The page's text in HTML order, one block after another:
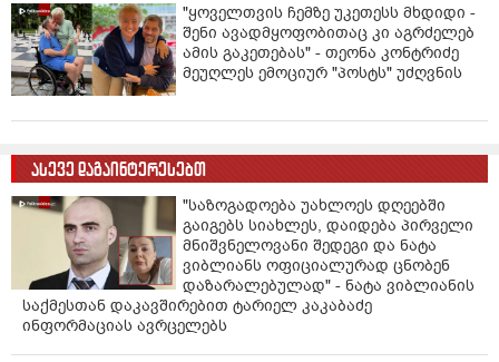
"ყოველთვის ჩემზე უკეთესს მხდიდი -
შენი ავადმყოფობითაც კი აგრძელებ
ამის გაკეთებას" - თეონა კონტრიძე
მეუღლეს ემოციურ "პოსტს" უძღვნის
ასევე დაგაინტერესებთ
"საზოგადოება უახლოეს დღეებში
გაიგებს სიახლეს, დაიდება პირველი
მნიშვნელოვანი შედეგი და ნატა
ვიბლიანს ოფიციალურად ცნობენ
დაზარალებულად" - ნატა ვიბლიანის
საქმესთან დაკავშირებით ტარიელ კაკაბაძე
ინფორმაციას ავრცელებს